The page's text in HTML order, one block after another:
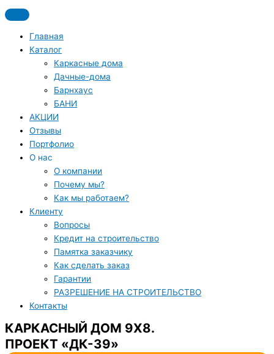
к
содержимому
Главная
Каталог
Каркасные дома
Дачные-дома
Барнхаус
БАНИ
АКЦИИ
Отзывы
Портфолио
О нас
О компании
Почему мы?
Как мы работаем?
Клиенту
Вопросы
Кредит на строительство
Памятка заказчику
Как сделать заказ
Гарантии
РАЗРЕШЕНИЕ НА СТРОИТЕЛЬСТВО
Контакты
КАРКАСНЫЙ ДОМ 9Х8.
ПРОЕКТ «ДК-39»
До 19 июня скидка на все дома из каталога 7%